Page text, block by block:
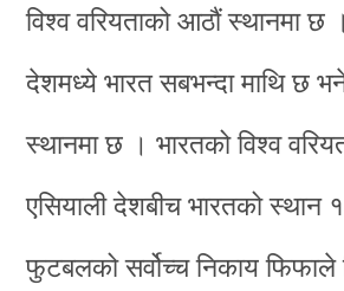
विश्व वरियताको आठौं स्थानमा छ
देशमध्ये भारत सबभन्दा माथि छ
स्थानमा छ । भारतको विश्व
एसियाली देशबीच भारतको
फुटबलको सर्वोच्च निकाय फिफाले